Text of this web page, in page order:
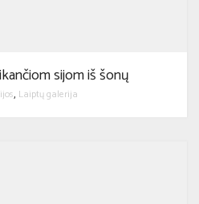
sijom iš šonų
, Laiptų galerija